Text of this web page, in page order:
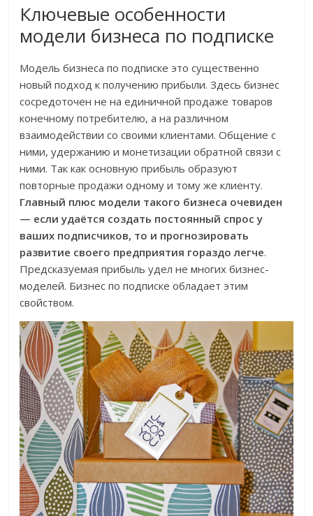
Ключевые особенности
модели бизнеса по подписке
Модель бизнеса по подписке это существенно
новый подход к получению прибыли. Здесь бизнес
сосредоточен не на единичной продаже товаров
конечному потребителю, а на различном
взаимодействии со своими клиентами. Общение с
ними, удержанию и монетизации обратной связи с
ними. Так как основную прибыль образуют
повторные продажи одному и тому же клиенту.
Главный плюс модели такого бизнеса очевиден
— если удаётся создать постоянный спрос у
ваших подписчиков, то и прогнозировать
развитие своего предприятия гораздо легче.
Предсказуемая прибыль удел не многих бизнес-
моделей. Бизнес по подписке обладает этим
свойством.